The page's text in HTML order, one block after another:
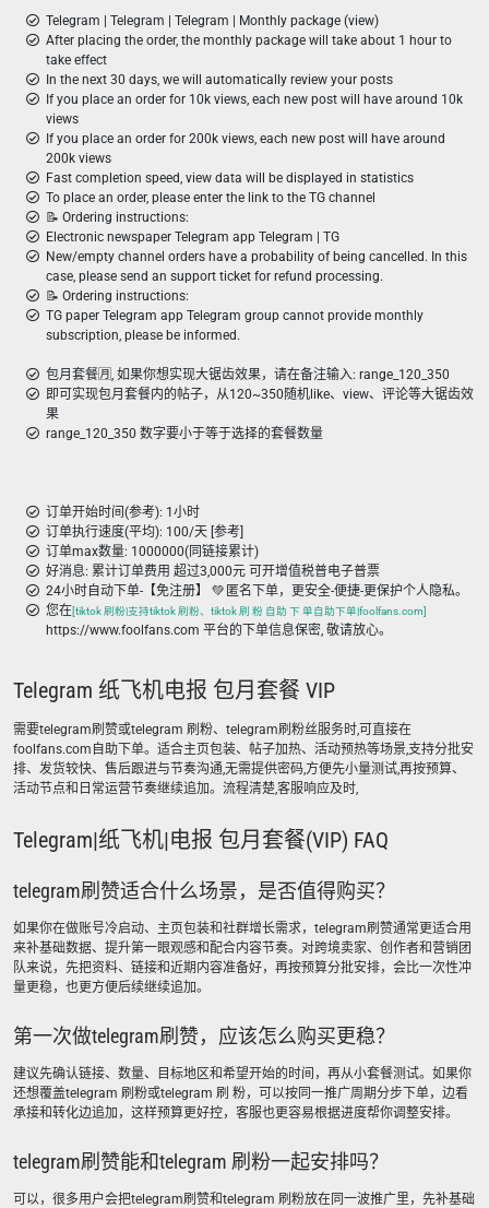
Telegram | Telegram | Telegram | Monthly package (view)
After placing the order, the monthly package will take about 1 hour to
take effect
In the next 30 days, we will automatically review your posts
If you place an order for 10k views, each new post will have around 10k
views
If you place an order for 200k views, each new post will have around
200k views
Fast completion speed, view data will be displayed in statistics
To place an order, please enter the link to the TG channel
📝 Ordering instructions:
Electronic newspaper Telegram app Telegram | TG
New/empty channel orders have a probability of being cancelled. In this
case, please send an support ticket for refund processing.
📝 Ordering instructions:
TG paper Telegram app Telegram group cannot provide monthly
subscription, please be informed.
包月套餐🈷️, 如果你想实现大锯齿效果，请在备注输入: range_120_350
即可实现包月套餐内的帖子，从120~350随机like、view、评论等大锯齿效
果
range_120_350 数字要小于等于选择的套餐数量
订单开始时间(参考): 1小时
订单执行速度(平均): 100/天 [参考]
订单max数量: 1000000(同链接累计)
好消息: 累计订单费用 超过3,000元 可开增值税普电子普票
24小时自动下单-【免注册】 💚 匿名下单，更安全-便捷-更保护个人隐私。
您在[tiktok 刷粉|支持tiktok 刷粉、tiktok 刷 粉 自助 下 单自助下单|foolfans.com]
https://www.foolfans.com 平台的下单信息保密, 敬请放心。
Telegram 纸飞机电报 包月套餐 VIP
需要telegram刷赞或telegram 刷粉、telegram刷粉丝服务时,可直接在
foolfans.com自助下单。适合主页包装、帖子加热、活动预热等场景,支持分批安
排、发货较快、售后跟进与节奏沟通,无需提供密码,方便先小量测试,再按预算、
活动节点和日常运营节奏继续追加。流程清楚,客服响应及时,
Telegram|纸飞机|电报 包月套餐(VIP) FAQ
telegram刷赞适合什么场景，是否值得购买？
如果你在做账号冷启动、主页包装和社群增长需求，telegram刷赞通常更适合用
来补基础数据、提升第一眼观感和配合内容节奏。对跨境卖家、创作者和营销团
队来说，先把资料、链接和近期内容准备好，再按预算分批安排，会比一次性冲
量更稳，也更方便后续继续追加。
第一次做telegram刷赞，应该怎么购买更稳？
建议先确认链接、数量、目标地区和希望开始的时间，再从小套餐测试。如果你
还想覆盖telegram 刷粉或telegram 刷 粉，可以按同一推广周期分步下单，边看
承接和转化边追加，这样预算更好控，客服也更容易根据进度帮你调整安排。
telegram刷赞能和telegram 刷粉一起安排吗？
可以，很多用户会把telegram刷赞和telegram 刷粉放在同一波推广里，先补基础